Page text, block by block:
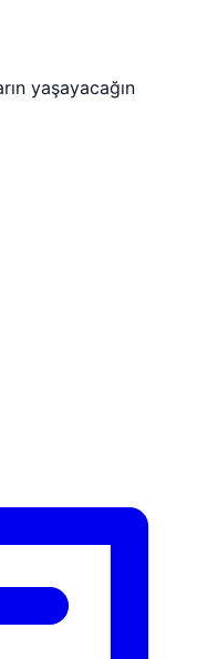
yaşayacağın